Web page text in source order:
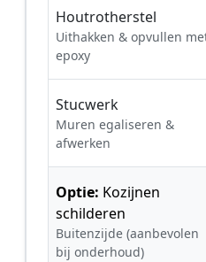
Houtrotherstel
Uithakken & opvullen
epoxy
Stucwerk
Muren egaliseren &
afwerken
Optie: Kozijnen
schilderen
Buitenzijde (aanbevolen
bij onderhoud)